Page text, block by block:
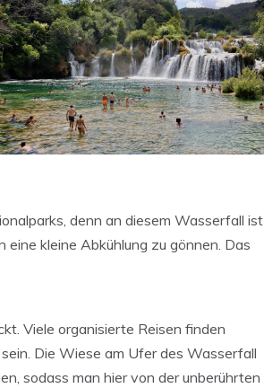
denn an diesem Wasserfall ist
kleine Abkühlung zu gönnen. Das
Viele organisierte Reisen finden
Die Wiese am Ufer des Wasserfall
sodass man hier von der unberührten